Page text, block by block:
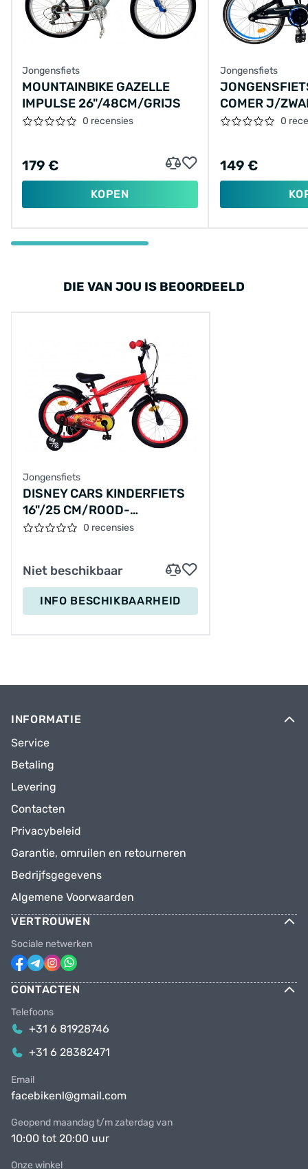
Jongensfiets
MOUNTAINBIKE GAZELLE
IMPULSE 26"/48CM/GRIJS
0 recensies
179 €
KOPEN
Jongensfiets
COMER J/
0
149 €
DIE VAN JOU IS BEOORDEELD
Jongensfiets
DISNEY CARS KINDERFIETS
16"/25 CM/ROOD-
ZWART/21635-SAFW
0 recensies
Niet beschikbaar
INFO BESCHIKBAARHEID
INFORMATIE
Service
Betaling
Levering
Contacten
Privacybeleid
Garantie, omruilen en retourneren
Bedrijfsgegevens
Algemene Voorwaarden
VERTROUWEN
Sociale netwerken
CONTACTEN
Telefoons
+31 6 81928746
+31 6 28382471
Email
facebikenl@gmail.com
Geopend maandag t/m zaterdag van
10:00 tot 20:00 uur
Onze winkel